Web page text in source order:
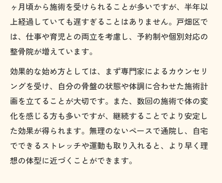
産後骨盤矯正の施術で柔軟性アップを目指
す
関節の動きを高める産後骨盤矯正の施術例
産後骨盤矯正が日常動作に与える良い影響
ヶ月頃から施術を受けられることが多いですが、半年以
上経過していても遅すぎることはありません。戸畑区で
は、仕事や育児との両立を考慮し、予約制や個別対応の
整骨院が増えています。
効果的な始め方としては、まず専門家によるカウンセリ
ングを受け、自分の骨盤の状態や体調に合わせた施術計
画を立てることが大切です。また、数回の施術で体の変
化を感じる方も多いですが、継続することでより安定し
た効果が得られます。無理のないペースで通院し、自宅
でできるストレッチや運動も取り入れると、より早く理
想の体型に近づくことができます。